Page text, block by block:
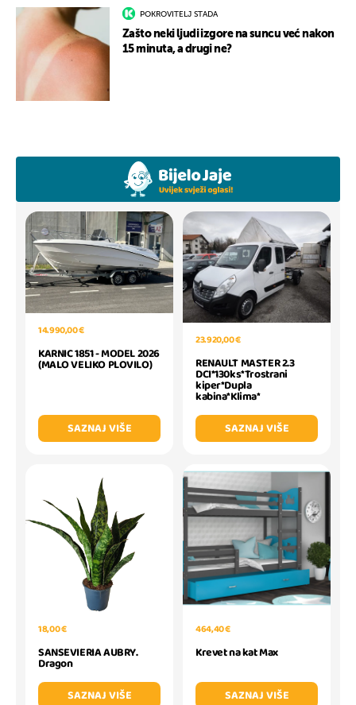
POKROVITELJ STADA
Zašto neki ljudi izgore na suncu već nakon
15 minuta, a drugi ne?
14.990,00 €
KARNIC 1851 - MODEL 2026
(MALO VELIKO PLOVILO)
SAZNAJ VIŠE
23.920,00 €
RENAULT MASTER 2.3
DCI*130ks*Trostrani
kiper*Dupla
kabina*Klima*
SAZNAJ VIŠE
18,00 €
SANSEVIERIA AUBRY.
Dragon
SAZNAJ VIŠE
464,40 €
Krevet na kat Max
SAZNAJ VIŠE